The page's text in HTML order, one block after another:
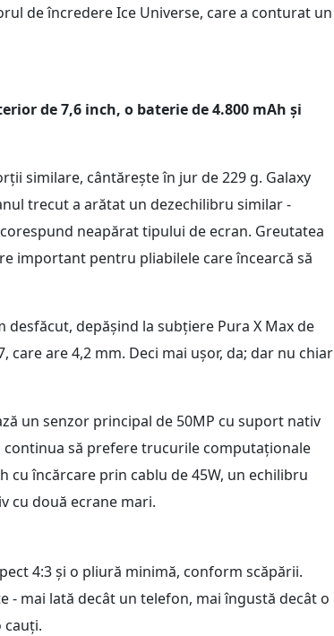
de încredere Ice Universe, care a conturat un
de 7,6 inch, o baterie de 4.800 mAh și
similare, cântărește în jur de 229 g. Galaxy
trecut a arătat un dezechilibru similar -
neapărat tipului de ecran. Greutatea
important pentru pliabilele care încearcă să
desfăcut, depășind la subțiere Pura X Max de
care are 4,2 mm. Deci mai ușor, da; dar nu chiar
un senzor principal de 50MP cu suport nativ
continua să prefere trucurile computaționale
cu încărcare prin cablu de 45W, un echilibru
cu două ecrane mari.
4:3 și o pliură minimă, conform scăpării.
mai lată decât un telefon, mai îngustă decât o
cauți.